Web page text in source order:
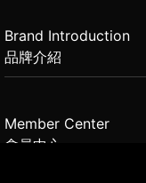
Brand Introduction
品牌介紹
Member Center
會員中心